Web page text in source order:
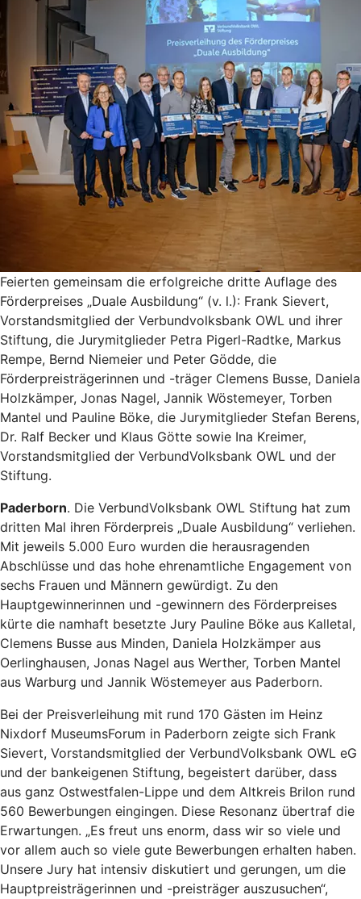
Feierten gemeinsam die erfolgreiche dritte Auflage des
Förderpreises „Duale Ausbildung“ (v. l.): Frank Sievert,
Vorstandsmitglied der Verbundvolksbank OWL und ihrer
Stiftung, die Jurymitglieder Petra Pigerl-Radtke, Markus
Rempe, Bernd Niemeier und Peter Gödde, die
Förderpreisträgerinnen und -träger Clemens Busse, Daniela
Holzkämper, Jonas Nagel, Jannik Wöstemeyer, Torben
Mantel und Pauline Böke, die Jurymitglieder Stefan Berens,
Dr. Ralf Becker und Klaus Götte sowie Ina Kreimer,
Vorstandsmitglied der VerbundVolksbank OWL und der
Stiftung.
Paderborn. Die VerbundVolksbank OWL Stiftung hat zum
dritten Mal ihren Förderpreis „Duale Ausbildung“ verliehen.
Mit jeweils 5.000 Euro wurden die herausragenden
Abschlüsse und das hohe ehrenamtliche Engagement von
sechs Frauen und Männern gewürdigt. Zu den
Hauptgewinnerinnen und -gewinnern des Förderpreises
kürte die namhaft besetzte Jury Pauline Böke aus Kalletal,
Clemens Busse aus Minden, Daniela Holzkämper aus
Oerlinghausen, Jonas Nagel aus Werther, Torben Mantel
aus Warburg und Jannik Wöstemeyer aus Paderborn.
Bei der Preisverleihung mit rund 170 Gästen im Heinz
Nixdorf MuseumsForum in Paderborn zeigte sich Frank
Sievert, Vorstandsmitglied der VerbundVolksbank OWL eG
und der bankeigenen Stiftung, begeistert darüber, dass
aus ganz Ostwestfalen-Lippe und dem Altkreis Brilon rund
560 Bewerbungen eingingen. Diese Resonanz übertraf die
Erwartungen. „Es freut uns enorm, dass wir so viele und
vor allem auch so viele gute Bewerbungen erhalten haben.
Unsere Jury hat intensiv diskutiert und gerungen, um die
Hauptpreisträgerinnen und -preisträger auszusuchen“,